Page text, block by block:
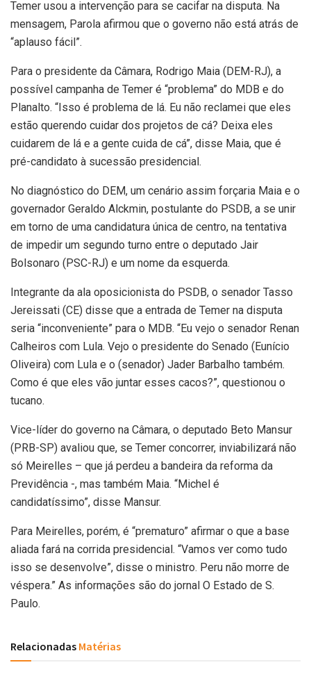
Temer usou a intervenção para se cacifar na disputa. Na
mensagem, Parola afirmou que o governo não está atrás de
“aplauso fácil”.
Para o presidente da Câmara, Rodrigo Maia (DEM-RJ), a
possível campanha de Temer é “problema” do MDB e do
Planalto. “Isso é problema de lá. Eu não reclamei que eles
estão querendo cuidar dos projetos de cá? Deixa eles
cuidarem de lá e a gente cuida de cá”, disse Maia, que é
pré-candidato à sucessão presidencial.
No diagnóstico do DEM, um cenário assim forçaria Maia e o
governador Geraldo Alckmin, postulante do PSDB, a se unir
em torno de uma candidatura única de centro, na tentativa
de impedir um segundo turno entre o deputado Jair
Bolsonaro (PSC-RJ) e um nome da esquerda.
Integrante da ala oposicionista do PSDB, o senador Tasso
Jereissati (CE) disse que a entrada de Temer na disputa
seria “inconveniente” para o MDB. “Eu vejo o senador Renan
Calheiros com Lula. Vejo o presidente do Senado (Eunício
Oliveira) com Lula e o (senador) Jader Barbalho também.
Como é que eles vão juntar esses cacos?”, questionou o
tucano.
Vice-líder do governo na Câmara, o deputado Beto Mansur
(PRB-SP) avaliou que, se Temer concorrer, inviabilizará não
só Meirelles – que já perdeu a bandeira da reforma da
Previdência -, mas também Maia. “Michel é
candidatíssimo”, disse Mansur.
Para Meirelles, porém, é “prematuro” afirmar o que a base
aliada fará na corrida presidencial. “Vamos ver como tudo
isso se desenvolve”, disse o ministro. Peru não morre de
véspera.” As informações são do jornal O Estado de S.
Paulo.
Relacionadas Matérias